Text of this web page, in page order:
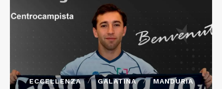
ECCELLENZA GALATINA MANDURIA